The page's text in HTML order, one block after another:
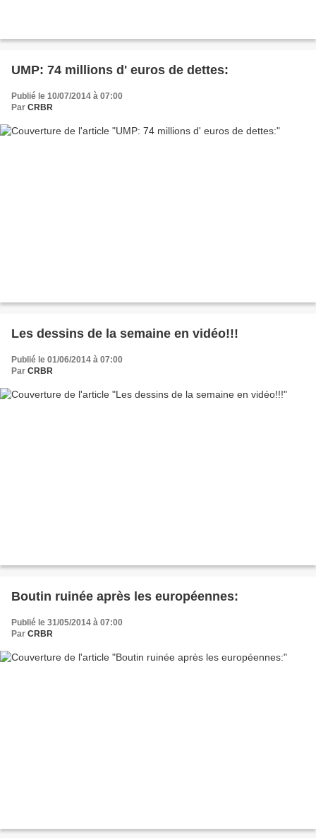
UMP: 74 millions d' euros de dettes:
Publié le 10/07/2014 à 07:00
Par CRBR
Les dessins de la semaine en vidéo!!!
Publié le 01/06/2014 à 07:00
Par CRBR
Boutin ruinée après les européennes:
Publié le 31/05/2014 à 07:00
Par CRBR